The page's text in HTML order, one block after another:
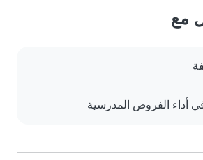
مع
أداء الفروض المدرسية